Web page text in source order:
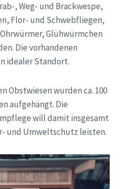
, Weg- und Brackwespe,
Flor- und Schwebfliegen,
Glühwürmchen
Die vorhandenen
idealer Standort.
Obstwiesen wurden ca. 100
aufgehängt. Die
will damit insgesamt
und Umweltschutz leisten.